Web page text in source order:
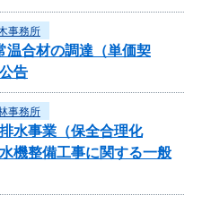
事務所
合材の調達（単価契
告
事務所
水事業（保全合理化
整備工事に関する一般